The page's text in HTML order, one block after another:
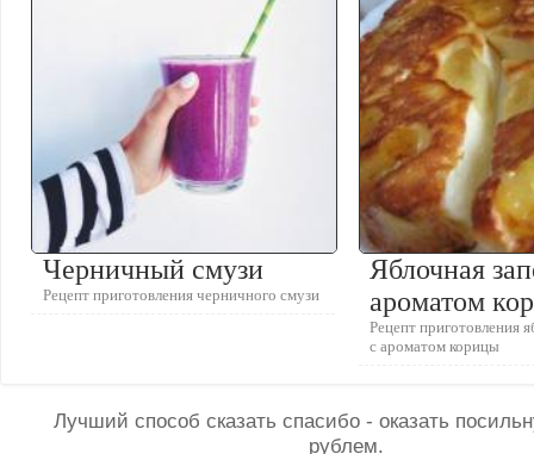
Черничный смузи
Рецепт приготовления черничного смузи
Яблочная
ароматом
Рецепт приготовления
с ароматом корицы
Лучший способ сказать спасибо - оказать
рублем.